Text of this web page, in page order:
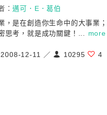
：邁可．E．葛伯
，是在創造你生命中的大事業
思考，就是成功關鍵！... more
2008-12-11 ／ 10295 4